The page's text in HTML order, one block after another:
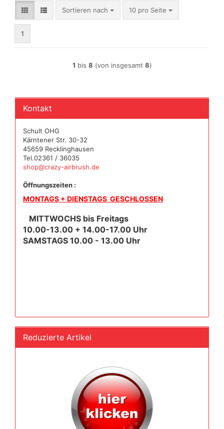
Sortieren nach
Sortieren nach 10 pro Seite
pro Seite
1
1 bis 8 (von insgesamt 8)
Kontakt
Schult OHG
Kärntener Str. 30-32
45659 Recklinghausen
Tel.02361 / 36035
shop@crazy-airbrush.de
Öffnungszeiten :
MONTAGS + DIENSTAGS GESCHLOSSEN
MITTWOCHS bis Freitags
10.00-13.00 + 14.00-17.00 Uhr
SAMSTAGS 10.00 - 13.00 Uhr
Reduzierte Artikel